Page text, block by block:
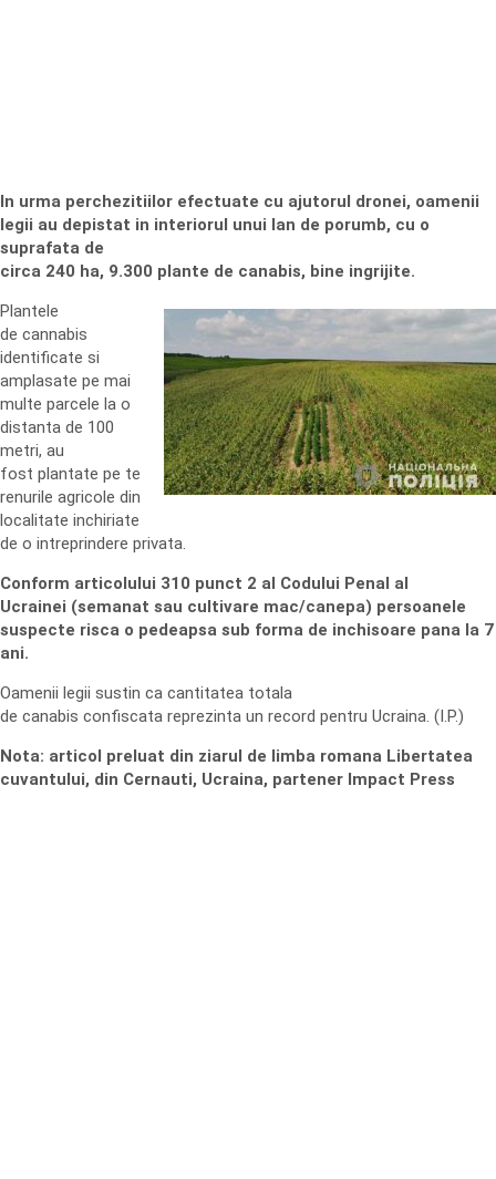
In urma perchezitiilor efectuate cu ajutorul dronei, oamenii
legii au depistat in interiorul unui lan de porumb, cu o
suprafata de
circa 240 ha, 9.300 plante de canabis, bine ingrijite.
Plantele
de cannabis
identificate si
amplasate pe mai
multe parcele la o
distanta de 100
metri, au
fost plantate pe te
renurile agricole din
localitate inchiriate
de o intreprindere privata.
Conform articolului 310 punct 2 al Codului Penal al
Ucrainei (semanat sau cultivare mac/canepa) persoanele
suspecte risca o pedeapsa sub forma de inchisoare pana la 7
ani.
Oamenii legii sustin ca cantitatea totala
de canabis confiscata reprezinta un record pentru Ucraina. (I.P.)
Nota: articol preluat din ziarul de limba romana Libertatea
cuvantului, din Cernauti, Ucraina, partener Impact Press